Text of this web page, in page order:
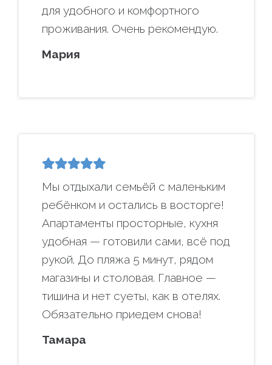
для удобного и комфортного
проживания. Очень рекомендую.
Мария
Мы отдыхали семьёй с маленьким
ребёнком и остались в восторге!
Апартаменты просторные, кухня
удобная — готовили сами, всё под
рукой. До пляжа 5 минут, рядом
магазины и столовая. Главное —
тишина и нет суеты, как в отелях.
Обязательно приедем снова!
Тамара